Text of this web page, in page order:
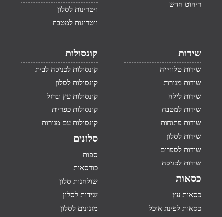
ריהוט חדש
ויטרינות לסלון
ויטרינות למטבח
שידות
שידות טלוויזיה
שידות מגירות
שידות לילה
שידות למטבח
שידות פתוחות
שידות לסלון
שידות לספרים
שידות לכניסה
כסאות
כסאות עץ
כסאות לפינת אוכל
קונסולות
קונסולות לכניסה לבית
קונסולות לסלון
קונסולות עץ וברזל
קונסולות כפריות
קונסולות עם מגירות
סלונים
ספות
כורסאות
שולחנות סלון
שידות לסלון
מזנונים לסלון